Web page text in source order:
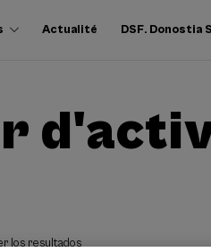
Actualité DSF. Donostia
los resultados